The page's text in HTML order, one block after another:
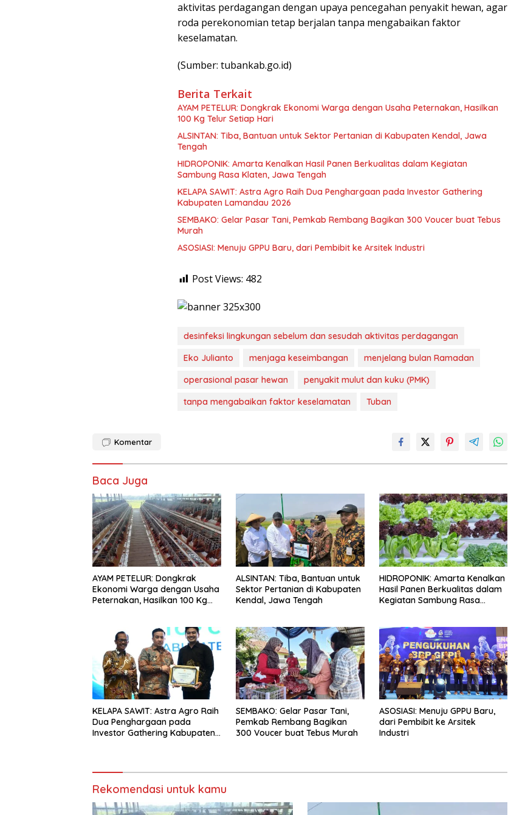
aktivitas perdagangan dengan upaya pencegahan penyakit hewan, agar
roda perekonomian tetap berjalan tanpa mengabaikan faktor
keselamatan.
(Sumber: tubankab.go.id)
Berita Terkait
AYAM PETELUR: Dongkrak Ekonomi Warga dengan Usaha Peternakan, Hasilkan
100 Kg Telur Setiap Hari
ALSINTAN: Tiba, Bantuan untuk Sektor Pertanian di Kabupaten Kendal, Jawa
Tengah
HIDROPONIK: Amarta Kenalkan Hasil Panen Berkualitas dalam Kegiatan
Sambung Rasa Klaten, Jawa Tengah
KELAPA SAWIT: Astra Agro Raih Dua Penghargaan pada Investor Gathering
Kabupaten Lamandau 2026
SEMBAKO: Gelar Pasar Tani, Pemkab Rembang Bagikan 300 Voucer buat Tebus
Murah
ASOSIASI: Menuju GPPU Baru, dari Pembibit ke Arsitek Industri
Post Views: 482
desinfeksi lingkungan sebelum dan sesudah aktivitas perdagangan
Eko Julianto
menjaga keseimbangan
menjelang bulan Ramadan
operasional pasar hewan
penyakit mulut dan kuku (PMK)
tanpa mengabaikan faktor keselamatan
Tuban
Komentar
Baca Juga
AYAM PETELUR: Dongkrak
Ekonomi Warga dengan Usaha
Peternakan, Hasilkan 100 Kg
ALSINTAN: Tiba, Bantuan untuk
Sektor Pertanian di Kabupaten
Kendal, Jawa Tengah
HIDROPONIK: Amarta Kenalkan
Hasil Panen Berkualitas dalam
Kegiatan Sambung Rasa
KELAPA SAWIT: Astra Agro Raih
Dua Penghargaan pada
Investor Gathering Kabupaten
SEMBAKO: Gelar Pasar Tani,
Pemkab Rembang Bagikan
300 Voucer buat Tebus Murah
ASOSIASI: Menuju GPPU Baru,
dari Pembibit ke Arsitek
Industri
Rekomendasi untuk kamu